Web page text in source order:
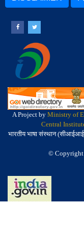
A Project by Ministry of
Central
भारतीय भाषा संस्थान
© Copyright